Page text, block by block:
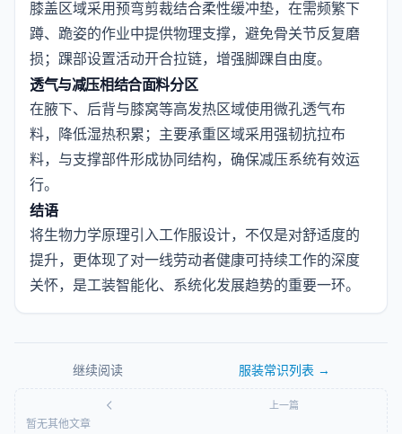
膝盖区域采用预弯剪裁结合柔性缓冲垫，在需频繁下
蹲、跪姿的作业中提供物理支撑，避免骨关节反复磨
损；踝部设置活动开合拉链，增强脚踝自由度。
透气与减压相结合面料分区
在腋下、后背与膝窝等高发热区域使用微孔透气布
料，降低湿热积累；主要承重区域采用强韧抗拉布
料，与支撑部件形成协同结构，确保减压系统有效运
行。
结语
将生物力学原理引入工作服设计，不仅是对舒适度的
提升，更体现了对一线劳动者健康可持续工作的深度
关怀，是工装智能化、系统化发展趋势的重要一环。
继续阅读 服装常识列表 →
上一篇
暂无其他文章